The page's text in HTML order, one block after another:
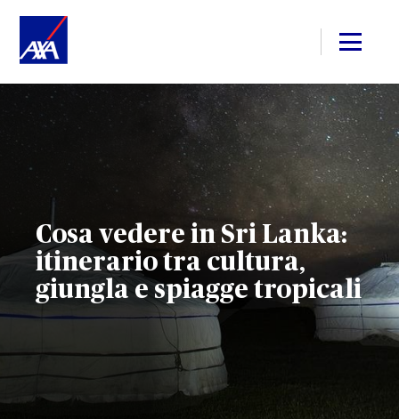
Cosa vedere in Sri Lanka:
itinerario tra cultura,
giungla e spiagge tropicali